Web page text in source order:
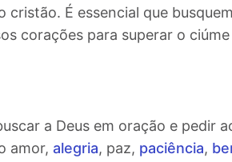
cristão. É essencial que
corações para superar o
a Deus em oração e pedir
amor, alegria, paz, paciência,